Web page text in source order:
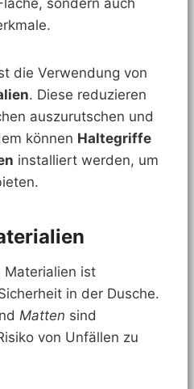
die Verwendung von
. Diese reduzieren
auszurutschen und
können Haltegriffe
installiert werden, um
Materialien ist
in der Dusche.
Matten sind
von Unfällen zu